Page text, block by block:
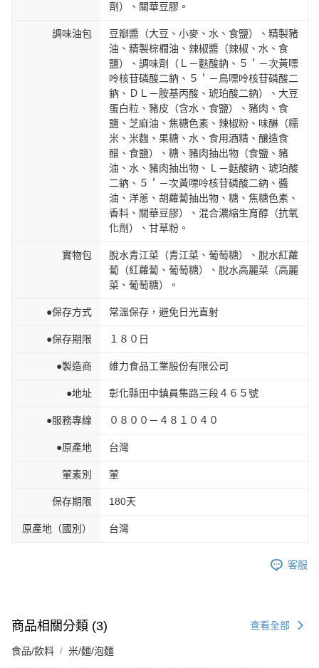
劑）、關華豆膠。
調味油包
豆瓣醬（大豆、小麥、水、食鹽）、精製豬
油、精製棕櫚油、辣椒醬（辣椒、水、食
鹽）、調味劑（Ｌ－麩酸鈉、５＇－次黃嘌
呤核苷磷酸二鈉、５＇－鳥嘌呤核苷磷酸二
鈉、ＤＬ－胺基丙酸、琥珀酸二鈉）、大豆
蛋白粒、豬皮（含水、食鹽）、豬肉、食
鹽、芝麻油、焦糖色素、辣椒粉、味醂（糯
米、米麴、果糖、水、食用酒精、釀造食
醋、食鹽）、糖、豬肉抽出物（食鹽、豬
油、水、豬肉抽出物、Ｌ－麩酸鈉、琥珀酸
二鈉、５＇－次黃嘌呤核苷磷酸二鈉、醬
油、洋蔥、胡蘿蔔抽出物、糖、焦糖色素、
香料、關華豆膠）、混合濃縮生育醇（抗氧
化劑）、甘草粉。
實物包
脫水青江菜（青江菜、葡萄糖）、脫水紅蘿
蔔（紅蘿蔔、葡萄糖）、脫水高麗菜（高麗
菜、葡萄糖）。
●保存方式 常溫保存，避免日光直射
●保存期限 １８０日
●製造商 維力食品工業股份有限公司
●地址 彰化縣田中鎮員集路三段４６５號
●服務專線 ０８００－４８１０４０
●原產地 台灣
葷素別 葷
保存期限 180天
原產地（國別） 台灣
客服
商品相關分類 (3) 查看全部
食品/飲料 米/麵/泡麵